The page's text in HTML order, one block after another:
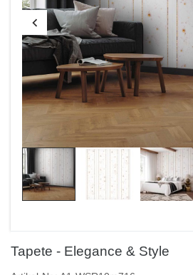
Tapete - Elegance & Style